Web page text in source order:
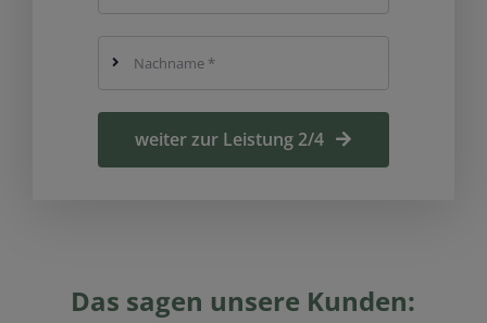
Das sagen unsere Kunden:
weiter zur Leistung 2/4